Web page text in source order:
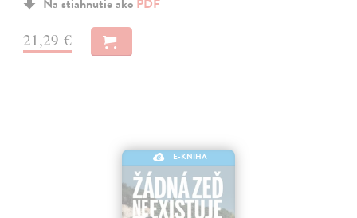
21,29 €
E-KNIHA